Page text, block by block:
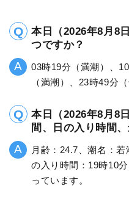
本日（2026年8月8
つですか？
03時19分（満潮）、
（満潮）、23時49分
本日（2026年8月8
間、日の入り時間
月齢：24.7、潮名：
の入り時間：19時10
っています。